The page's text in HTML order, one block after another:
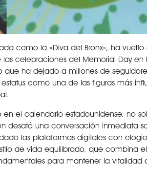
como la «Diva del Bronx», ha
celebraciones del Memorial Day en
ha dejado a millones de
como una de las figuras más
el calendario estadounidense, no
desató una conversación inmediata
las plataformas digitales con
de vida equilibrado, que combina
para mantener la